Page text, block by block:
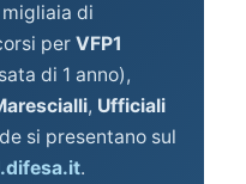
di
per VFP1
di 1 anno),
, Ufficiali
si presentano sul
.